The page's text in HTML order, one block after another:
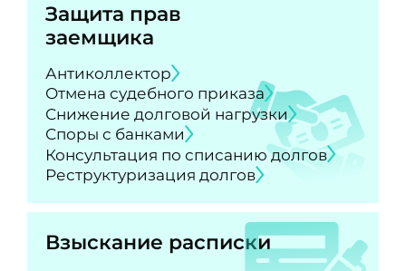
Защита прав
заемщика
Антиколлектор
Отмена судебного приказа
Снижение долговой нагрузки
Споры с банками
Консультация по списанию долгов
Реструктуризация долгов
Взыскание расписки